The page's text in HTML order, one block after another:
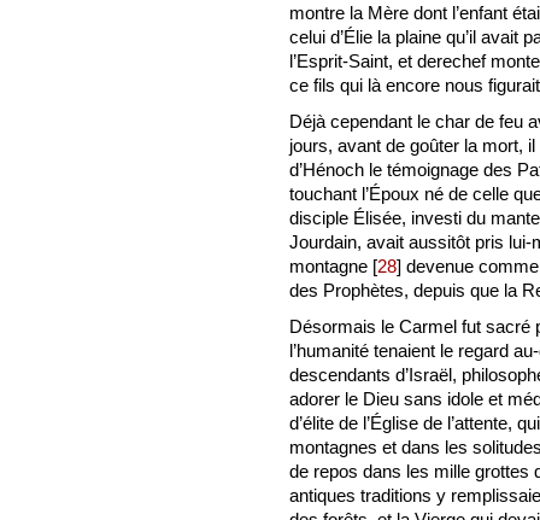
montre la Mère dont l’enfant
celui d’Élie la plaine qu’il avait
l’Esprit-Saint, et derechef
ce fils qui là encore nous
Déjà cependant le char de feu
jours, avant de goûter la mort,
d’Hénoch le témoignage des
touchant l’Époux né de celle
disciple Élisée, investi du
Jourdain, avait aussitôt pris lui-
montagne [28] devenue
des Prophètes, depuis que la
Désormais le Carmel fut sacré
l’humanité tenaient le regard
descendants d’Israël,
adorer le Dieu sans idole et
d’élite de l’Église de l’attente,
montagnes et dans les
de repos dans les mille grottes
antiques traditions y